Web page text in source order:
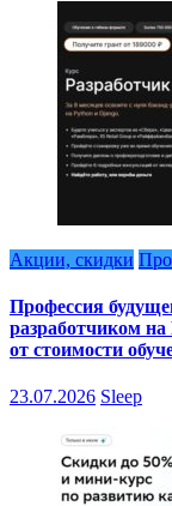
Акции, скидки
Профессия
разработчиком
от стоимости
23.07.2026 Sleep